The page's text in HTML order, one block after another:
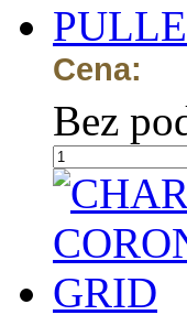
Cena:
Bez